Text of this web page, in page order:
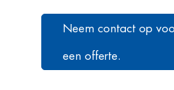
Neem contact op
een offerte.